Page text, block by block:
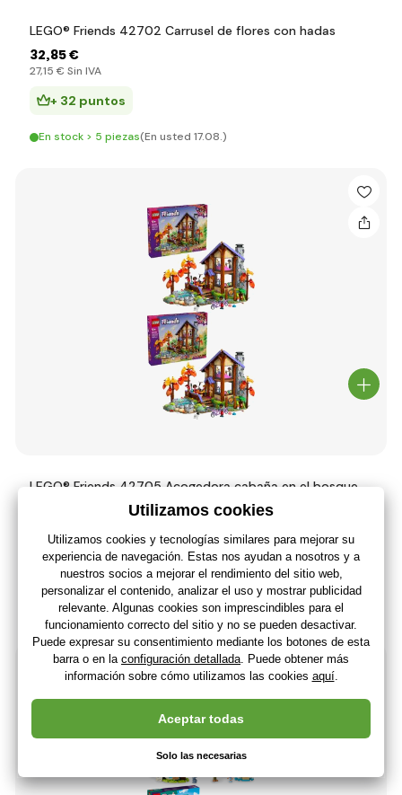
LEGO® Friends 42702 Carrusel de flores con hadas
32,85 €
27,15 € Sin IVA
+ 32 puntos
En stock > 5 piezas(En usted 17.08.)
LEGO® Friends 42705 Acogedora cabaña en el bosque
,04 €Sin IVA
+ 85 puntos
En stock > 5 piezas(En usted 17.08.)